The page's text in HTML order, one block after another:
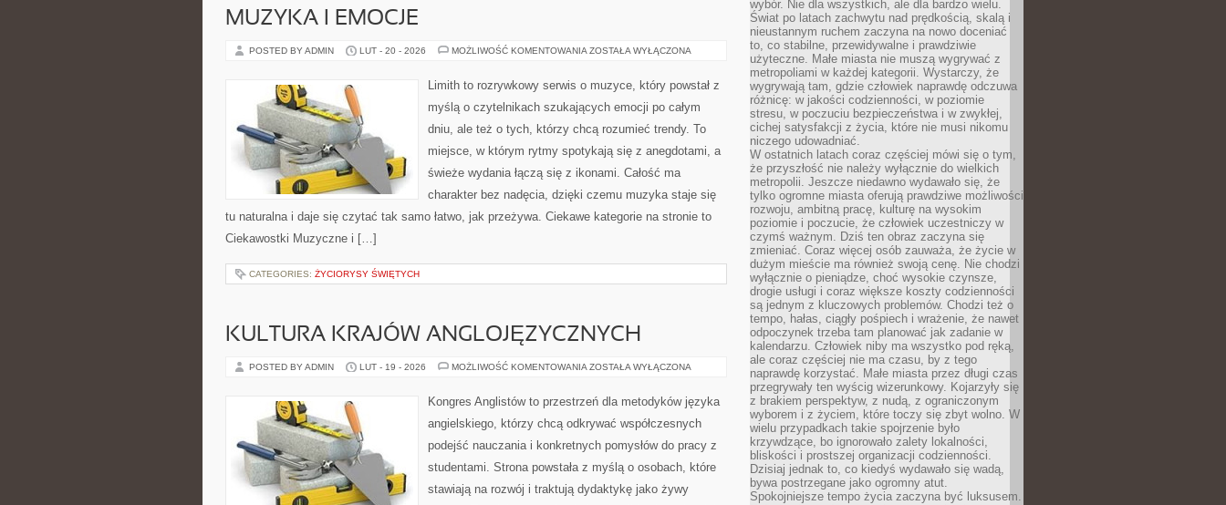
MUZYKA I EMOCJE
POSTED BY ADMIN LUT - 20 - 2026 MOŻLIWOŚĆ KOMENTOWANIA MUZYKA
ZOSTAŁA WYŁĄCZONA
Limith to rozrywkowy serwis o muzyce, który powstał z
myślą o czytelnikach szukających emocji po całym
dniu, ale też o tych, którzy chcą rozumieć trendy. To
miejsce, w którym rytmy spotykają się z anegdotami, a
świeże wydania łączą się z ikonami. Całość ma
charakter bez nadęcia, dzięki czemu muzyka staje się
tu naturalna i daje się czytać tak samo łatwo, jak przeżywa. Ciekawe kategorie na stronie to
Ciekawostki Muzyczne i […]
CATEGORIES: ŻYCIORYSY ŚWIĘTYCH
KULTURA KRAJÓW ANGLOJĘZYCZNYCH
POSTED BY ADMIN LUT - 19 - 2026 MOŻLIWOŚĆ KOMENTOWANIA KULTURA
ZOSTAŁA WYŁĄCZONA
Kongres Anglistów to przestrzeń dla metodyków języka
angielskiego, którzy chcą odkrywać współczesnych
podejść nauczania i konkretnych pomysłów do pracy z
studentami. Strona powstała z myślą o osobach, które
stawiają na rozwój i traktują dydaktykę jako żywy
wybór. Nie dla wszystkich, ale dla bardzo wielu.
Świat po latach zachwytu nad prędkością, skalą i
nieustannym ruchem zaczyna na nowo doceniać
to, co stabilne, przewidywalne i prawdziwie
użyteczne. Małe miasta nie muszą wygrywać z
metropoliami w każdej kategorii. Wystarczy, że
wygrywają tam, gdzie człowiek naprawdę odczuwa
różnicę: w jakości codzienności, w poziomie
stresu, w poczuciu bezpieczeństwa i w zwykłej,
cichej satysfakcji z życia, które nie musi nikomu
niczego udowadniać.
W ostatnich latach coraz częściej mówi się o tym,
że przyszłość nie należy wyłącznie do wielkich
metropolii. Jeszcze niedawno wydawało się, że
tylko ogromne miasta oferują prawdziwe możliwości
rozwoju, ambitną pracę, kulturę na wysokim
poziomie i poczucie, że człowiek uczestniczy w
czymś ważnym. Dziś ten obraz zaczyna się
zmieniać. Coraz więcej osób zauważa, że życie w
dużym mieście ma również swoją cenę. Nie chodzi
wyłącznie o pieniądze, choć wysokie czynsze,
drogie usługi i coraz większe koszty codzienności
są jednym z kluczowych problemów. Chodzi też o
tempo, hałas, ciągły pośpiech i wrażenie, że nawet
odpoczynek trzeba tam planować jak zadanie w
kalendarzu. Człowiek niby ma wszystko pod ręką,
ale coraz częściej nie ma czasu, by z tego
naprawdę korzystać. Małe miasta przez długi czas
przegrywały ten wyścig wizerunkowy. Kojarzyły się
z brakiem perspektyw, z nudą, z ograniczonym
wyborem i z życiem, które toczy się zbyt wolno. W
wielu przypadkach takie spojrzenie było
krzywdzące, bo ignorowało zalety lokalności,
bliskości i prostszej organizacji codzienności.
Dzisiaj jednak to, co kiedyś wydawało się wadą,
bywa postrzegane jako ogromny atut.
Spokojniejsze tempo życia zaczyna być luksusem.